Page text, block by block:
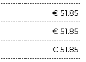
€ 51.85
€ 51.85
€ 51.85